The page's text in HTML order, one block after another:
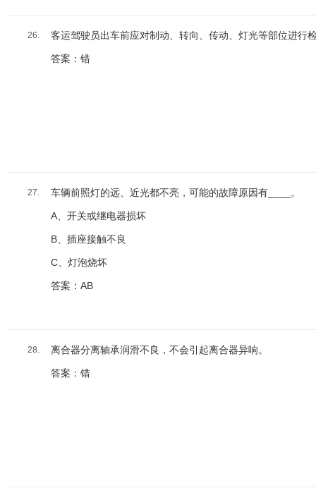
26. 客运驾驶员出车前应对制动、转向、传动、灯光等部位进行
答案：错
27. 车辆前照灯的远、近光都不亮，可能的故障原因有____。
A、开关或继电器损坏
B、插座接触不良
C、灯泡烧坏
答案：AB
28. 离合器分离轴承润滑不良，不会引起离合器异响。
答案：错